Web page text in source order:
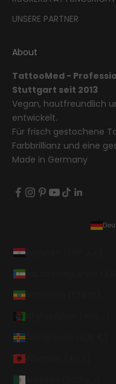
UNSERE PARTNER
About
TattooMed -
Stuttgart seit 2013
Vegan, hautfreundlich
entwickelt.
Für frisch gestochene
Farbbrillianz und eine
Made in Germany